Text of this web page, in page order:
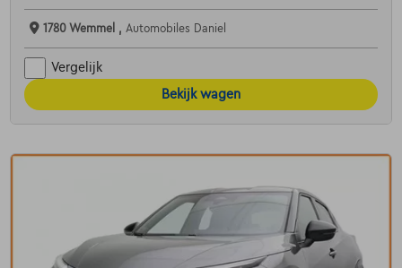
1780 Wemmel , Automobiles Daniel
Vergelijk
Bekijk wagen